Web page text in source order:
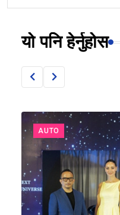
यो पनि हेर्नुहोस
AUTO